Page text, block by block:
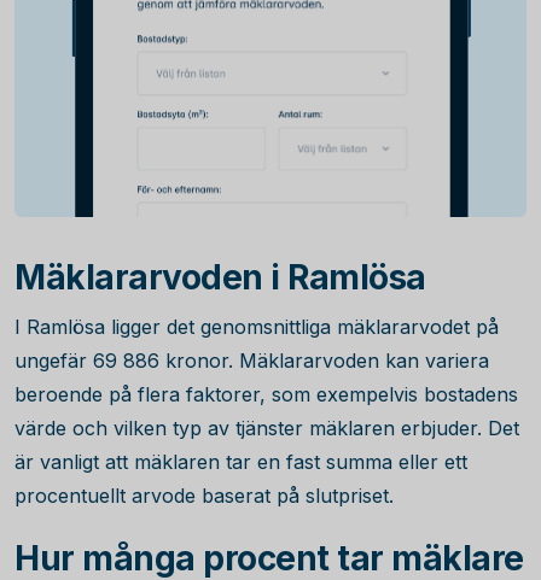
Mäklararvoden i Ramlösa
I Ramlösa ligger det genomsnittliga mäklararvodet på
ungefär 69 886 kronor. Mäklararvoden kan variera
beroende på flera faktorer, som exempelvis bostadens
värde och vilken typ av tjänster mäklaren erbjuder. Det
är vanligt att mäklaren tar en fast summa eller ett
procentuellt arvode baserat på slutpriset.
Hur många procent tar mäklare